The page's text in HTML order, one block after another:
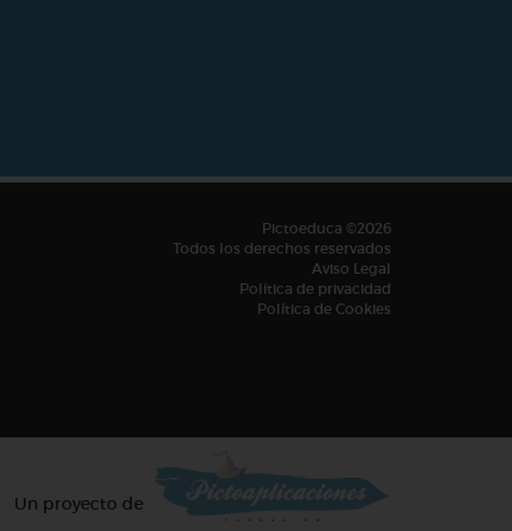
Pictoeduca ©2026
Todos los derechos reservados
Aviso Legal
Política de privacidad
Política de Cookies
Un proyecto de